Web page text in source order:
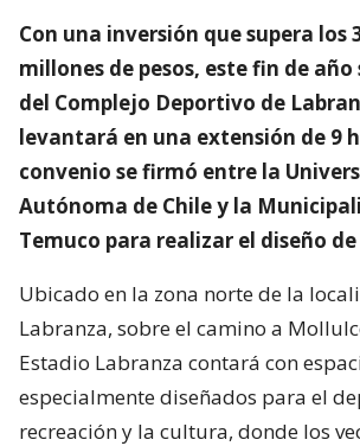
Con una inversión que supera los
millones de pesos, este fin de
del Complejo Deportivo de
levantará en una extensión de 9
convenio se firmó entre la
Autónoma de Chile y la
Temuco para realizar el diseño
Ubicado en la zona norte de la
Labranza, sobre el camino a
Estadio Labranza contará con
especialmente diseñados para el
recreación y la cultura, donde los